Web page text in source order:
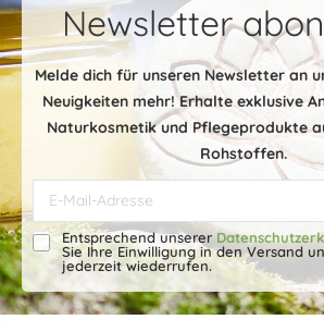
Newsletter
Melde dich für unseren Newsletter an
Neuigkeiten mehr! Erhalte exklusive
Naturkosmetik und Pflegeprodukte
Rohstoffen.
Entsprechend unserer
Sie Ihre Einwilligung in den Versand
jederzeit wiederrufen.